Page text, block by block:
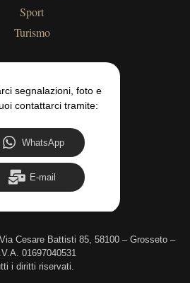
Sport
Turismo
segnalazioni, foto e
contattarci tramite:
WhatsApp
E-mail
Cesare Battisti 85, 58100 – Grosseto –
01697040531
i diritti riservati.